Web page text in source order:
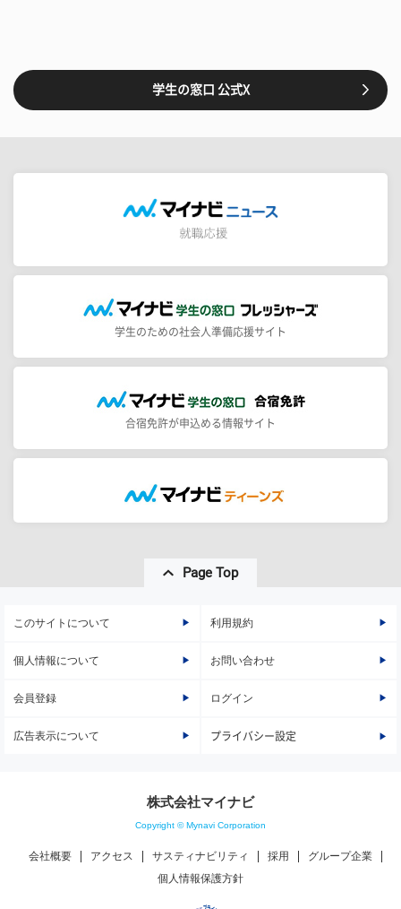
学生の窓口 公式X
学生のための社会人準備応援サイト
合宿免許が申込める情報サイト
Page Top
このサイトについて 利用規約
個人情報について お問い合わせ
会員登録 ログイン
広告表示について プライバシー設定
株式会社マイナビ
Copyright © Mynavi Corporation
会社概要 アクセス サスティナビリティ 採用
グループ企業
個人情報保護方針